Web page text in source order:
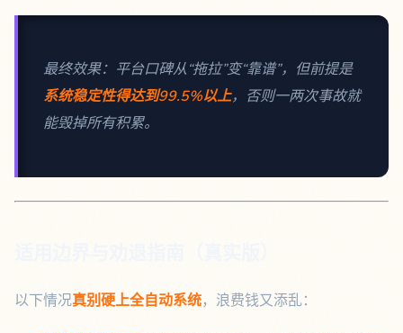
最终效果：平台口碑从“拖拉”变“靠谱”，但前提是
系统稳定性得达到99.5%以上，否则一两次事故就
能毁掉所有积累。
以下情况真别硬上全自动系统，浪费钱又添乱：